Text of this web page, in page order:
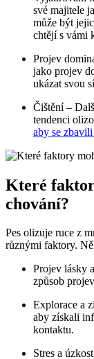
své majitele
může být⁤
⁤chtějí s vámi
Projev
jako⁣ projev‍
ukázat svou
Čištění –
tendenci
aby se
Které
⁢chování?
Pes olizuje ⁢ruce z
různými faktory.
Projev lásky
způsob⁢
Explorace a‍
aby získali
kontaktu.
Stres⁤ a